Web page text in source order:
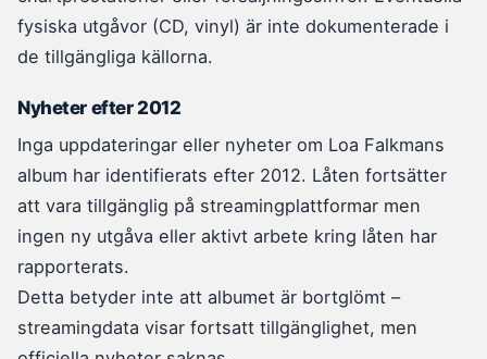
fysiska utgåvor (CD, vinyl) är inte dokumenterade i
de tillgängliga källorna.
Nyheter efter 2012
Inga uppdateringar eller nyheter om Loa Falkmans
album har identifierats efter 2012. Låten fortsätter
att vara tillgänglig på streamingplattformar men
ingen ny utgåva eller aktivt arbete kring låten har
rapporterats.
Detta betyder inte att albumet är bortglömt –
streamingdata visar fortsatt tillgänglighet, men